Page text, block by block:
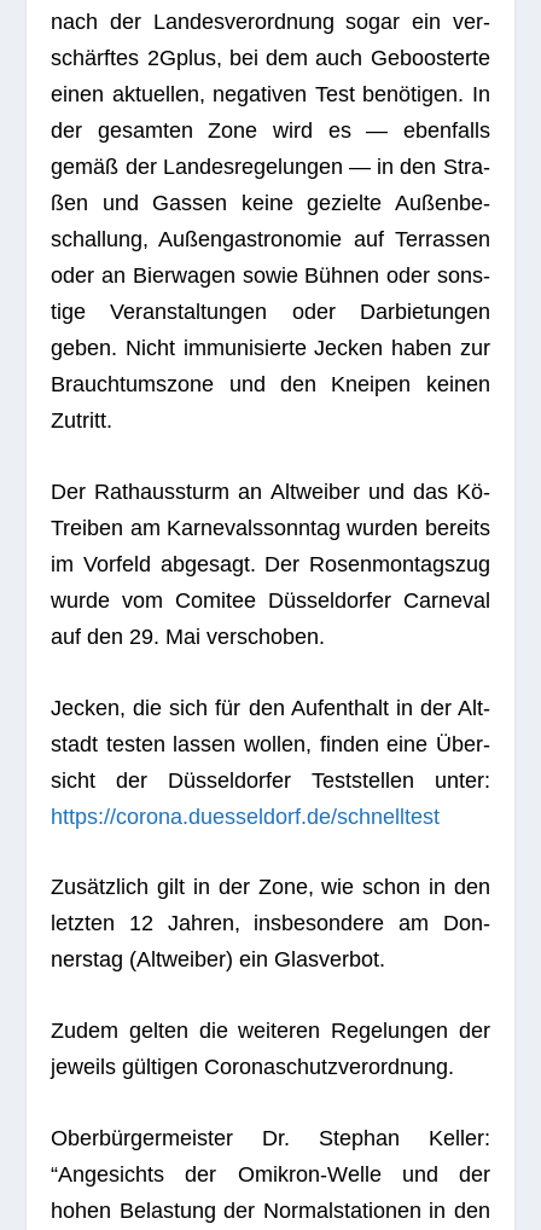
nach der Lan­des­ver­ord­nung sogar ein ver­
schärf­tes 2Gplus, bei dem auch Geboos­terte
einen aktu­el­len, nega­ti­ven Test benö­ti­gen. In
der gesam­ten Zone wird es — eben­falls
gemäß der Lan­des­re­ge­lun­gen — in den Stra­
ßen und Gas­sen keine gezielte Außen­be­
schal­lung, Außen­gas­tro­no­mie auf Ter­ras­sen
oder an Bier­wa­gen sowie Büh­nen oder sons­
tige Ver­an­stal­tun­gen oder Dar­bie­tun­gen
geben. Nicht immu­ni­sierte Jecken haben zur
Brauch­tums­zone und den Knei­pen kei­nen
Zutritt.
Der Rat­haus­sturm an Alt­wei­ber und das Kö-
Trei­ben am Kar­ne­vals­sonn­tag wur­den bereits
im Vor­feld abge­sagt. Der Rosen­mon­tags­zug
wurde vom Comi­tee Düs­sel­dor­fer Car­ne­val
auf den 29. Mai verschoben.
Jecken, die sich für den Auf­ent­halt in der Alt­
stadt tes­ten las­sen wol­len, fin­den eine Über­
sicht der Düs­sel­dor­fer Test­stel­len unter:
https://corona.duesseldorf.de/schnelltest
Zusätz­lich gilt in der Zone, wie schon in den
letz­ten 12 Jah­ren, ins­be­son­dere am Don­
ners­tag (Alt­wei­ber) ein Glasverbot.
Zudem gel­ten die wei­te­ren Rege­lun­gen der
jeweils gül­ti­gen Coronaschutzverordnung.
Ober­bür­ger­meis­ter Dr. Ste­phan Kel­ler:
“Ange­sichts der Omi­kron-Welle und der
hohen Belas­tung der Nor­mal­sta­tio­nen in den